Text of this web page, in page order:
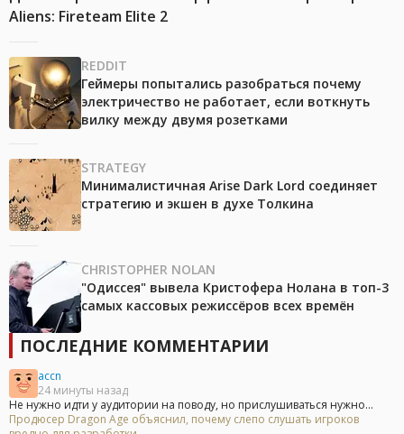
Aliens: Fireteam Elite 2
REDDIT
Геймеры попытались разобраться почему
электричество не работает, если воткнуть
вилку между двумя розетками
STRATEGY
Минималистичная Arise Dark Lord соединяет
стратегию и экшен в духе Толкина
CHRISTOPHER NOLAN
"Одиссея" вывела Кристофера Нолана в топ-3
самых кассовых режиссёров всех времён
ПОСЛЕДНИЕ КОММЕНТАРИИ
accn
24 минуты назад
Не нужно идти у аудитории на поводу, но прислушиваться нужно...
Продюсер Dragon Age объяснил, почему слепо слушать игроков